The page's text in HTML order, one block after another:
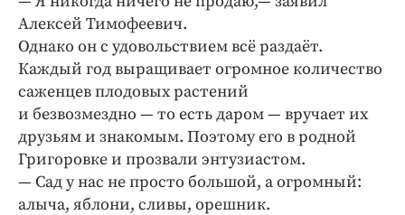
Алексей Тимофеевич.
Однако он с удовольствием всё раздаёт.
Каждый год выращивает огромное количество
саженцев плодовых растений
и безвозмездно — то есть даром — вручает их
друзьям и знакомым. Поэтому его в родной
Григоровке и прозвали энтузиастом.
— Сад у нас не просто большой, а огромный:
алыча, яблони, сливы, орешник.